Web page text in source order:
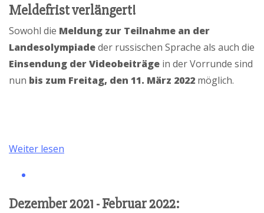
Meldefrist verlängert!
Sowohl die Meldung zur Teilnahme an der
Landesolympiadeder russischen Sprache als auch die
Einsendung der Videobeiträge in der Vorrunde sind
nun bis zum Freitag, den 11. März 2022 möglich.
Weiter lesen
Dezember 2021 - Februar 2022: